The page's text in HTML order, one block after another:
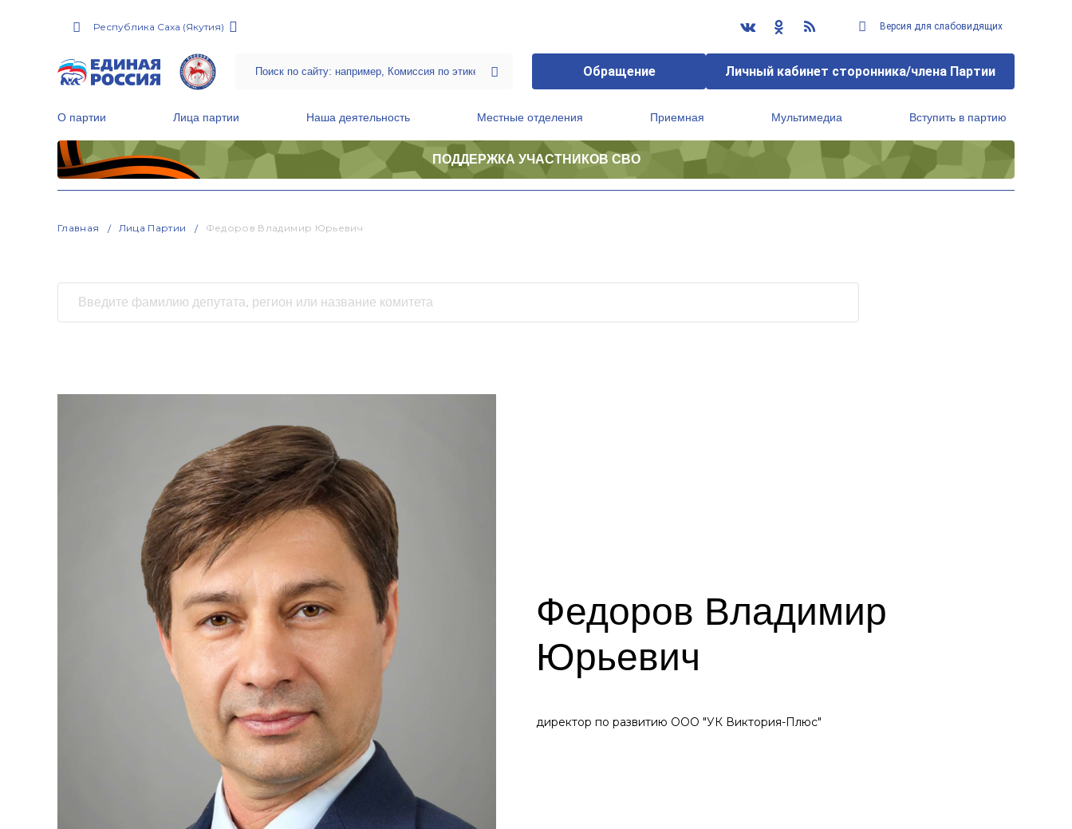
Республика Саха (Якутия) Версия для слабовидящих
Обращение Личный кабинет сторонника/члена Партии
О партии Лица партии Наша деятельность Местные отделения Приемная Мультимедиа Вступить в партию
ПОДДЕРЖКА УЧАСТНИКОВ СВО
Главная Лица Партии Федоров Владимир Юрьевич
Федоров Владимир
Юрьевич
директор по развитию ООО "УК Виктория-Плюс"